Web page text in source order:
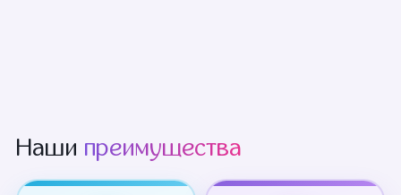
Наши преимущества